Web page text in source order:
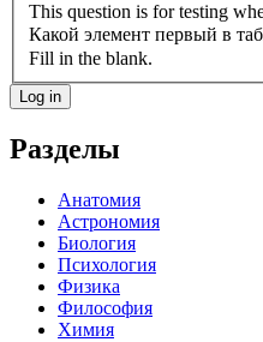
This question is for testing
Какой элемент первый в
Fill in the blank.
Разделы
Анатомия
Астрономия
Биология
Психология
Физика
Философия
Химия